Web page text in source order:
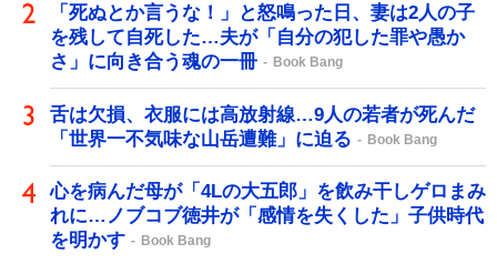
「死ぬとか言うな！」と怒鳴った日、妻は2人の子
を残して自死した…夫が「自分の犯した罪や愚か
さ」に向き合う魂の一冊
Book Bang
舌は欠損、衣服には高放射線…9人の若者が死んだ
「世界一不気味な山岳遭難」に迫る
Book Bang
心を病んだ母が「4Lの大五郎」を飲み干しゲロまみ
れに…ノブコブ徳井が「感情を失くした」子供時代
を明かす
Book Bang